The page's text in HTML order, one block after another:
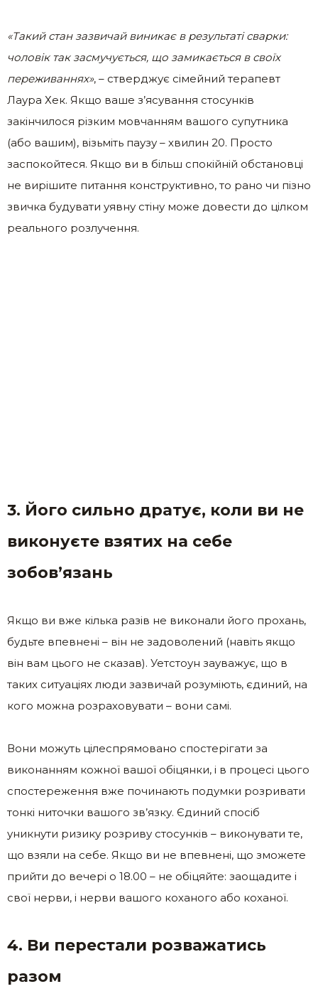
«Такий стан зазвичай виникає в результаті сварки:
чоловік так засмучується, що замикається в своїх
переживаннях», – стверджує сімейний терапевт
Лаура Хек. Якщо ваше з’ясування стосунків
закінчилося різким мовчанням вашого супутника
(або вашим), візьміть паузу – хвилин 20. Просто
заспокойтеся. Якщо ви в більш спокійній обстановці
не вирішите питання конструктивно, то рано чи пізно
звичка будувати уявну стіну може довести до цілком
реального розлучення.
3. Його сильно дратує, коли ви не
виконуєте взятих на себе
зобов’язань
Якщо ви вже кілька разів не виконали його прохань,
будьте впевнені – він не задоволений (навіть якщо
він вам цього не сказав). Уетстоун зауважує, що в
таких ситуаціях люди зазвичай розуміють, єдиний, на
кого можна розраховувати – вони самі.
Вони можуть цілеспрямовано спостерігати за
виконанням кожної вашої обіцянки, і в процесі цього
спостереження вже починають подумки розривати
тонкі ниточки вашого зв’язку. Єдиний спосіб
уникнути ризику розриву стосунків – виконувати те,
що взяли на себе. Якщо ви не впевнені, що зможете
прийти до вечері о 18.00 – не обіцяйте: заощадите і
свої нерви, і нерви вашого коханого або коханої.
4. Ви перестали розважатись
разом